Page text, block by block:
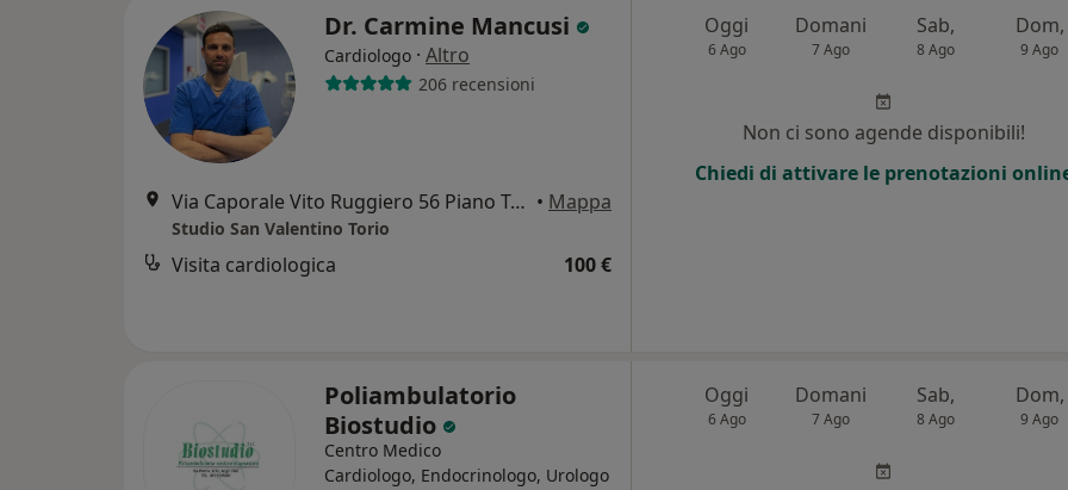
Dr. Carmine Mancusi
Cardiologo · Altro
206 recensioni
Via Caporale Vito Ruggiero 56 Piano Terra, San Valentino Torio • Mappa
Studio San Valentino Torio
Visita cardiologica 100 €
Oggi
6 Ago
Domani
7 Ago
Sab,
8 Ago
Dom,
9 Ago
Non ci sono agende disponibili!
Chiedi di attivare le prenotazioni
Poliambulatorio
Biostudio
Centro Medico
Cardiologo, Endocrinologo, Urologo
Oggi
6 Ago
Domani
7 Ago
Sab,
8 Ago
Dom,
9 Ago